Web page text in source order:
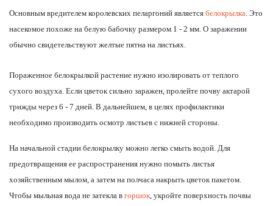
Основным вредителем королевских пеларгоний является белокрылка. Это
насекомое похоже на белую бабочку размером 1 - 2 мм. О заражении
обычно свидетельствуют желтые пятна на листьях.
Пораженное белокрылкой растение нужно изолировать от теплого
сухого воздуха. Если цветок сильно заражен, пролейте почву актарой
трижды через 6 - 7 дней. В дальнейшем, в целях профилактики
необходимо производить осмотр листьев с нижней стороны.
На начальной стадии белокрылку можно легко смыть водой. Для
предотвращения ее распространения нужно помыть листья
хозяйственным мылом, а затем на полчаса накрыть цветок пакетом.
Чтобы мыльная вода не затекла в горшок, укройте поверхность почвы